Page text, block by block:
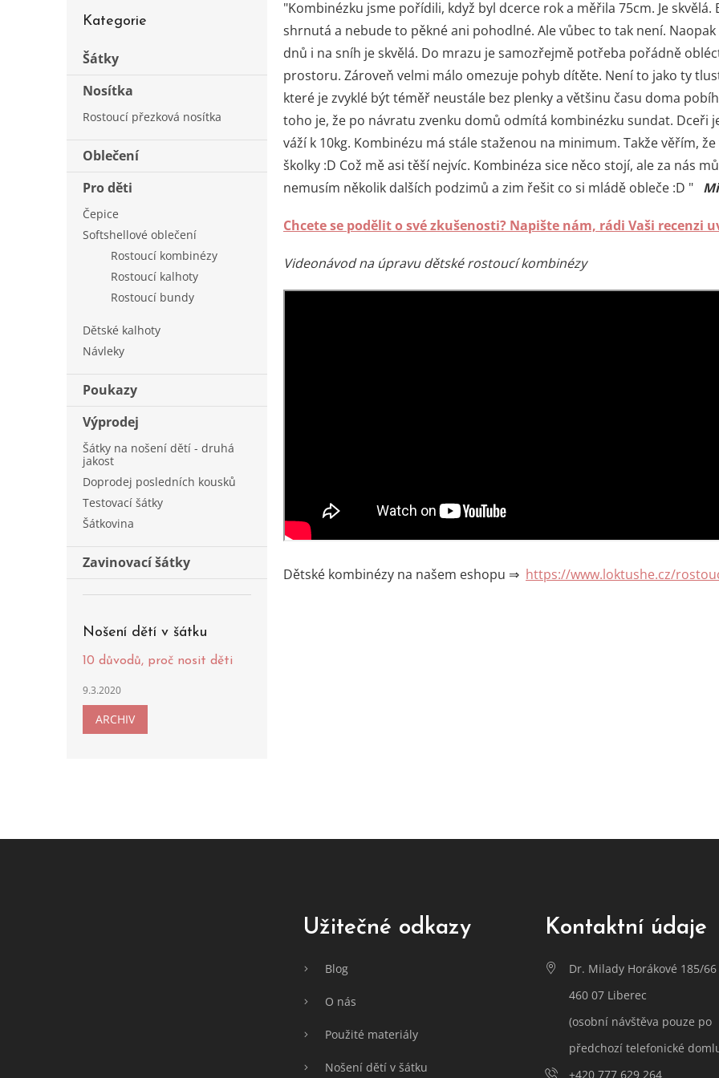
kategorie
Kategorie
Šátky
Nosítka
Rostoucí přezková nosítka
Oblečení
Pro děti
Čepice
Softshellové oblečení
Rostoucí kombinézy
Rostoucí kalhoty
Rostoucí bundy
Dětské kalhoty
Návleky
Poukazy
Výprodej
Šátky na nošení dětí - druhá
jakost
Doprodej posledních kousků
Testovací šátky
Šátkovina
Zavinovací šátky
Nošení dětí v šátku
10 důvodů, proč nosit děti
9.3.2020
ARCHIV
"Kombinézku jsme pořídili, když byl dcerce rok a měřila 75cm. Je
shrnutá a nebude to pěkné ani pohodlné. Ale vůbec to tak není.
dnů i na sníh je skvělá. Do mrazu je samozřejmě potřeba pořádně
prostoru. Zároveň velmi málo omezuje pohyb dítěte. Není to jako ty
které je zvyklé být téměř neustále bez plenky a většinu času doma
toho je, že po návratu zvenku domů odmítá kombinézku sundat. Dceři
váží k 10kg. Kombinézu má stále staženou na minimum. Takže věřím,
školky :D Což mě asi těší nejvíc. Kombinéza sice něco stojí, ale za nás
nemusím několik dalších podzimů a zim řešit co si mládě obleče :D "
Chcete se podělit o své zkušenosti? Napište nám, rádi Vaši recenzi
Videonávod na úpravu dětské rostoucí kombinézy
Dětské kombinézy na našem eshopu ⇒ https://www.loktushe.cz/
Užitečné odkazy
Blog
O nás
Použité materiály
Nošení dětí v šátku
Kontaktní údaje
Dr. Milady Horákové 185/66
460 07 Liberec
(osobní návštěva pouze po
předchozí telefonické
+420 777 629 264